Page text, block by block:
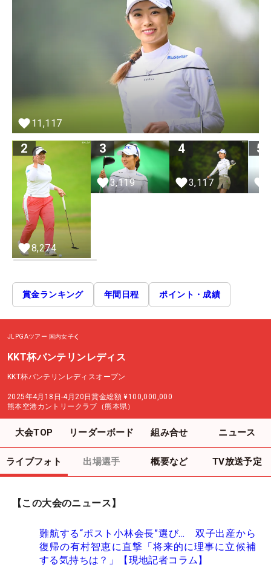
11,117
2
8,274
3
3,119
4
3,117
5
賞金ランキング 年間日程 ポイント・成績
JLPGAツアー 国内女子
KKT杯バンテリンレディス
KKT杯バンテリンレディスオープン
2025年4月18日-4月20日賞金総額 ¥100,000,000
熊本空港カントリークラブ（熊本県）
大会TOP リーダーボード 組み合せ ニュース
ライブフォト 出場選手 概要など TV放送予定
【この大会のニュース】
難航する“ポスト小林会長”選び… 双子出産から
復帰の有村智恵に直撃「将来的に理事に立候補
する気持ちは？」【現地記者コラム】